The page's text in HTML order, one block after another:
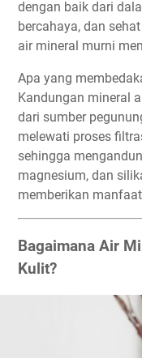
dengan baik dari
bercahaya, dan
air mineral murni
Apa yang
Kandungan mineral
dari sumber
melewati proses
sehingga
magnesium, dan
memberikan
Bagaimana Air
Kulit?